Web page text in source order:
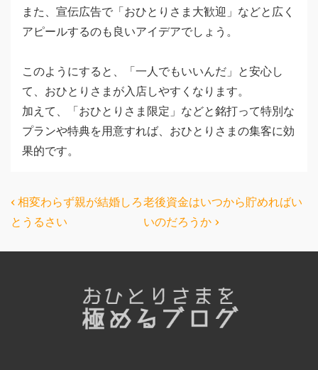
また、宣伝広告で「おひとりさま大歓迎」などと広く
アピールするのも良いアイデアでしょう。
このようにすると、「一人でもいいんだ」と安心し
て、おひとりさまが入店しやすくなります。
加えて、「おひとりさま限定」などと銘打って特別な
プランや特典を用意すれば、おひとりさまの集客に効
果的です。
投
稿
ナ
前
の
‹ 相変わらず親が結婚しろ
とうるさい
次
の
老後資金はいつから貯めればい
いのだろうか ›